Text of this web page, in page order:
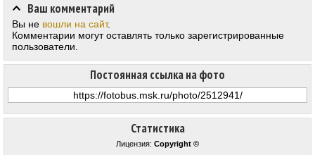
Статистика
Лицензия: Copyright ©
Постоянная ссылка на фото
Ваш комментарий
Вы не вошли на сайт.
Комментарии могут оставлять только зарегистрированные
пользователи.